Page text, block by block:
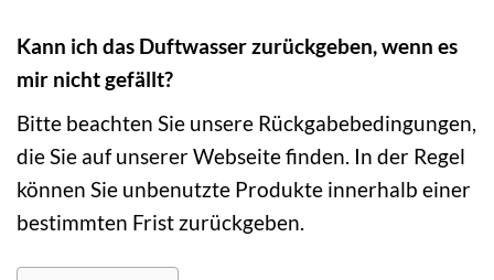
Kann ich das Duftwasser zurückgeben, wenn es
mir nicht gefällt?
Bitte beachten Sie unsere Rückgabebedingungen,
die Sie auf unserer Webseite finden. In der Regel
können Sie unbenutzte Produkte innerhalb einer
bestimmten Frist zurückgeben.